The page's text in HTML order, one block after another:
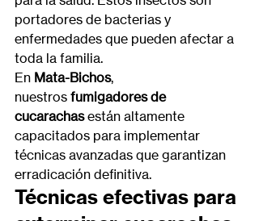
portadores de bacterias y
enfermedades que pueden afectar a
toda la familia.
En Mata-Bichos,
nuestros fumigadores de
cucarachas están altamente
capacitados para implementar
técnicas avanzadas que garantizan
erradicación definitiva.
Técnicas efectivas para